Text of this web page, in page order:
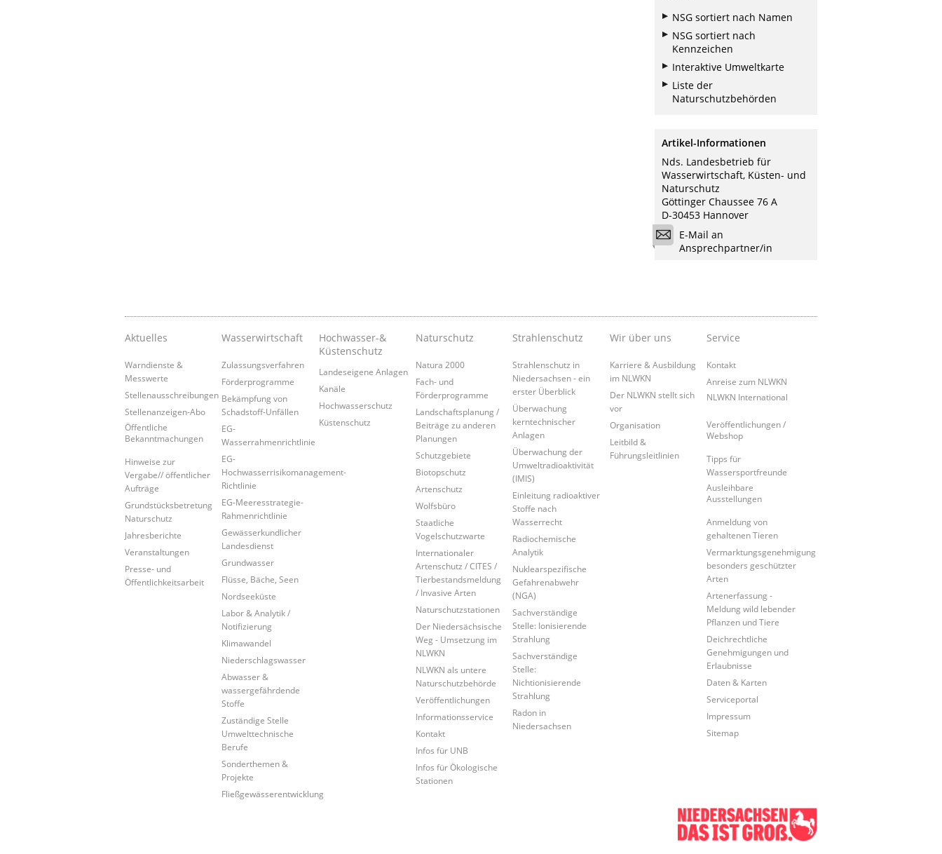
NSG sortiert nach Namen
NSG sortiert nach
Kennzeichen
Interaktive Umweltkarte
Liste der
Naturschutzbehörden
Artikel-Informationen
Nds. Landesbetrieb für
Wasserwirtschaft, Küsten- und
Naturschutz
Göttinger Chaussee 76 A
D-30453 Hannover
E-Mail an
Ansprechpartner/in
Aktuelles
Warndienste &
Messwerte
Stellenausschreibungen
Stellenanzeigen-Abo
Öffentliche
Bekanntmachungen
Hinweise zur
Vergabe// öffentlicher
Aufträge
Grundstücksbetretung
Naturschutz
Jahresberichte
Veranstaltungen
Presse- und
Öffentlichkeitsarbeit
Wasserwirtschaft
Zulassungsverfahren
Förderprogramme
Bekämpfung von
Schadstoff-Unfällen
EG-
Wasserrahmenrichtlinie
EG-
Hochwasserrisikomanagement-
Richtlinie
EG-Meeresstrategie-
Rahmenrichtlinie
Gewässerkundlicher
Landesdienst
Grundwasser
Flüsse, Bäche, Seen
Nordseeküste
Labor & Analytik /
Notifizierung
Klimawandel
Niederschlagswasser
Abwasser &
wassergefährdende
Stoffe
Zuständige Stelle
Umwelttechnische
Berufe
Sonderthemen &
Projekte
Fließgewässerentwicklung
Hochwasser-&
Küstenschutz
Landeseigene Anlagen
Kanäle
Hochwasserschutz
Küstenschutz
Naturschutz
Natura 2000
Fach- und
Förderprogramme
Landschaftsplanung /
Beiträge zu anderen
Planungen
Schutzgebiete
Biotopschutz
Artenschutz
Wolfsbüro
Staatliche
Vogelschutzwarte
Internationaler
Artenschutz / CITES /
Tierbestandsmeldung
/ Invasive Arten
Naturschutzstationen
Der Niedersächsische
Weg - Umsetzung im
NLWKN
NLWKN als untere
Naturschutzbehörde
Veröffentlichungen
Informationsservice
Kontakt
Infos für UNB
Infos für Ökologische
Stationen
Strahlenschutz
Strahlenschutz in
Niedersachsen - ein
erster Überblick
Überwachung
kerntechnischer
Anlagen
Überwachung der
Umweltradioaktivität
(IMIS)
Einleitung radioaktiver
Stoffe nach
Wasserrecht
Radiochemische
Analytik
Nuklearspezifische
Gefahrenabwehr
(NGA)
Sachverständige
Stelle: Ionisierende
Strahlung
Sachverständige
Stelle:
Nichtionisierende
Strahlung
Radon in
Niedersachsen
Wir über uns
Karriere & Ausbildung
im NLWKN
Der NLWKN stellt sich
vor
Organisation
Leitbild &
Führungsleitlinien
Service
Kontakt
Anreise zum NLWKN
NLWKN International
Veröffentlichungen /
Webshop
Tipps für
Wassersportfreunde
Ausleihbare
Ausstellungen
Anmeldung von
gehaltenen Tieren
Vermarktungsgenehmigung
besonders geschützter
Arten
Artenerfassung -
Meldung wild lebender
Pflanzen und Tiere
Deichrechtliche
Genehmigungen und
Erlaubnisse
Daten & Karten
Serviceportal
Impressum
Sitemap